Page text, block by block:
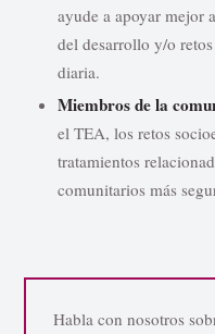
ayude a apoyar mejor
del desarrollo y/o
diaria.
Miembros de la
el TEA, los retos
tratamientos
comunitarios más
Habla con nosotros